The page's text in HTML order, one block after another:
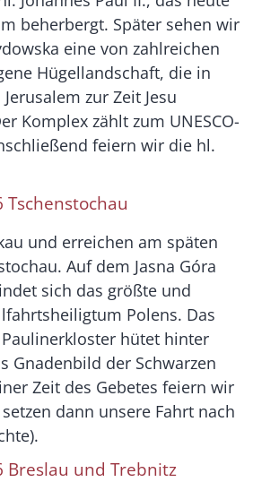
beherbergt. Später sehen wir
eine von zahlreichen
Hügellandschaft, die in
zur Zeit Jesu
Komplex zählt zum UNESCO-
feiern wir die hl.
Tschenstochau
und erreichen am späten
Auf dem Jasna Góra
sich das größte und
Polens. Das
hütet hinter
Gnadenbild der Schwarzen
Zeit des Gebetes feiern wir
dann unsere Fahrt nach
Breslau und Trebnitz